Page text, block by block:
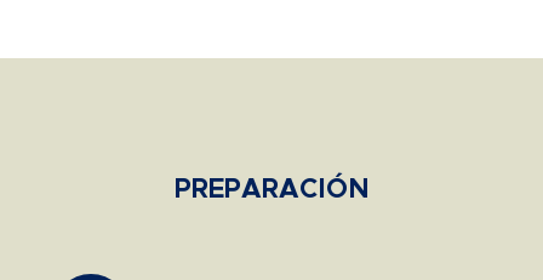
PREPARACIÓN